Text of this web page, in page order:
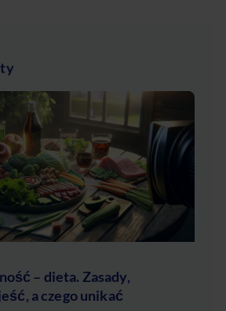
– dieta. Zasady,
a czego unikać